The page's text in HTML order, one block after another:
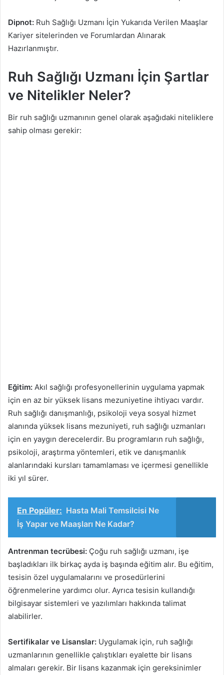
Dipnot: Ruh Sağlığı Uzmanı İçin Yukarıda Verilen Maaşlar
Kariyer sitelerinden ve Forumlardan Alınarak
Hazırlanmıştır.
Ruh Sağlığı Uzmanı İçin Şartlar
ve Nitelikler Neler?
Bir ruh sağlığı uzmanının genel olarak aşağıdaki niteliklere
sahip olması gerekir:
Eğitim: Akıl sağlığı profesyonellerinin uygulama yapmak
için en az bir yüksek lisans mezuniyetine ihtiyacı vardır.
Ruh sağlığı danışmanlığı, psikoloji veya sosyal hizmet
alanında yüksek lisans mezuniyeti, ruh sağlığı uzmanları
için en yaygın derecelerdir. Bu programların ruh sağlığı,
psikoloji, araştırma yöntemleri, etik ve danışmanlık
alanlarındaki kursları tamamlaması ve içermesi genellikle
iki yıl sürer.
En Popüler: Hasta Mali Temsilcisi Ne
İş Yapar ve Maaşları Ne Kadar?
Antrenman tecrübesi: Çoğu ruh sağlığı uzmanı, işe
başladıkları ilk birkaç ayda iş başında eğitim alır. Bu eğitim,
tesisin özel uygulamalarını ve prosedürlerini
öğrenmelerine yardımcı olur. Ayrıca tesisin kullandığı
bilgisayar sistemleri ve yazılımları hakkında talimat
alabilirler.
Sertifikalar ve Lisanslar: Uygulamak için, ruh sağlığı
uzmanlarının genellikle çalıştıkları eyalette bir lisans
almaları gerekir. Bir lisans kazanmak için gereksinimler